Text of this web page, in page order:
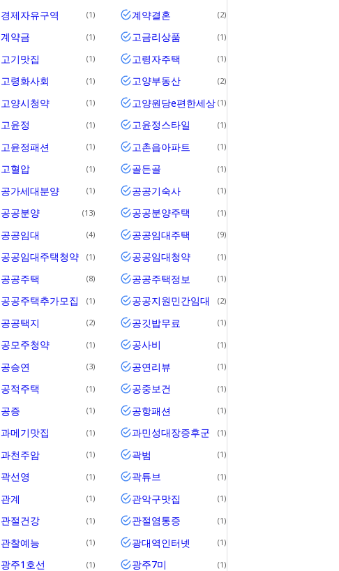
경제자유구역 1 계약결혼 2
계약금 1 고금리상품 1
고기맛집 1 고령자주택 1
고령화사회 1 고양부동산 2
고양시청약 1 고양원당e편한세상 1
고윤정 1 고윤정스타일 1
고윤정패션 1 고촌읍아파트 1
고혈압 1 골든골 1
공가세대분양 1 공공기숙사 1
공공분양 13 공공분양주택 1
공공임대 4 공공임대주택 9
공공임대주택청약 1 공공임대청약 1
공공주택 8 공공주택정보 1
공공주택추가모집 1 공공지원민간임대 2
공공택지 2 공깃밥무료 1
공모주청약 1 공사비 1
공승연 3 공연리뷰 1
공적주택 1 공중보건 1
공증 1 공항패션 1
과메기맛집 1 과민성대장증후군 1
과천주암 1 곽범 1
곽선영 1 곽튜브 1
관계 1 관악구맛집 1
관절건강 1 관절염통증 1
관찰예능 1 광대역인터넷 1
광주1호선 1 광주7미 1